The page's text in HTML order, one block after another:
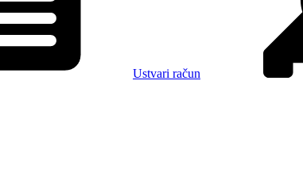
Ustvari račun